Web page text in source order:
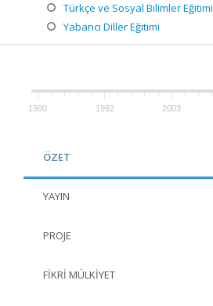
Türkçe ve Sosyal Bilimler Eğitimi
Yabancı Diller Eğitimi
1980 1992 2003
ÖZET
YAYIN
PROJE
FIKRI MÜLKIYET